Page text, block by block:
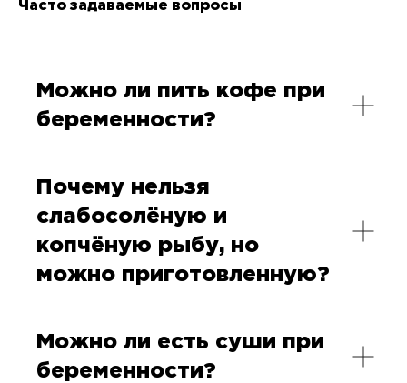
Часто задаваемые вопросы
Можно ли пить кофе при
беременности?
Почему нельзя
слабосолёную и
копчёную рыбу, но
можно приготовленную?
Можно ли есть суши при
беременности?